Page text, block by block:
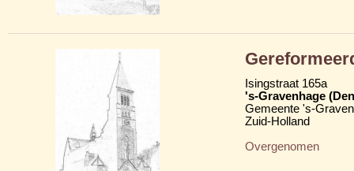
Isingstraat 165a
's-Gravenhage
Gemeente 's-
Zuid-Holland
Overgenomen